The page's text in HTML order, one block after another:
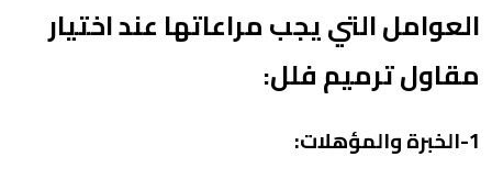
العوامل التي يجب مراعاتها عند اختيار
مقاول ترميم فلل:
1-الخبرة والمؤهلات: